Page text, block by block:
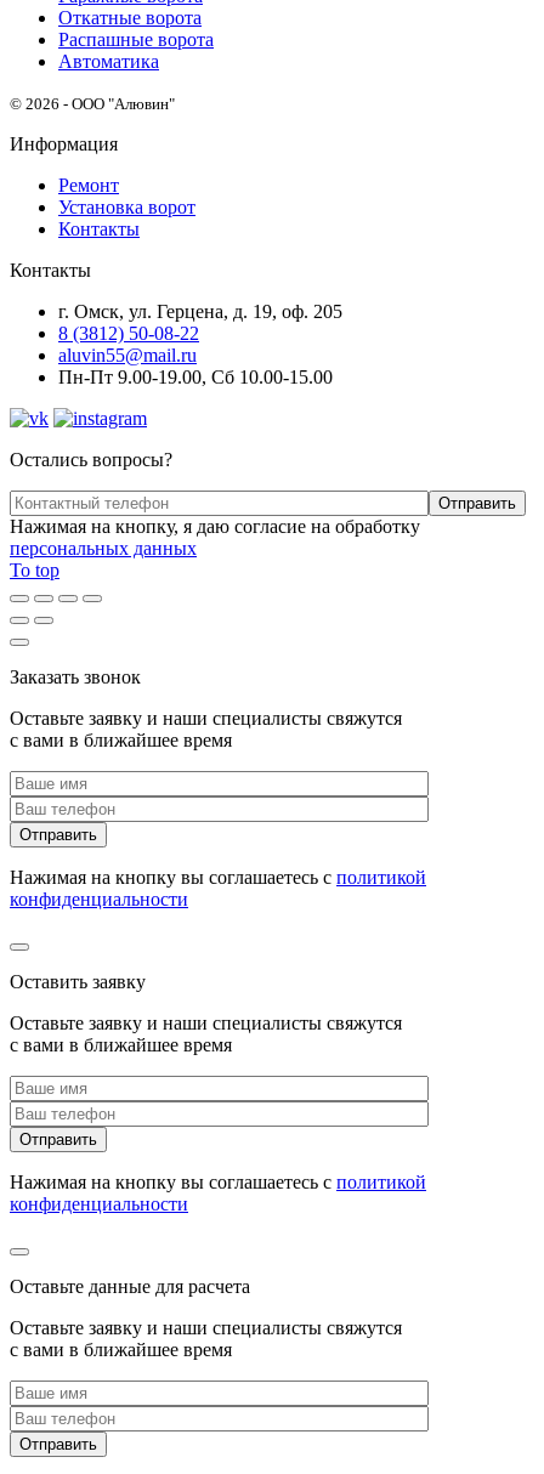
Откатные ворота
Распашные ворота
Автоматика
© 2026 - ООО "Алювин"
Информация
Ремонт
Установка ворот
Контакты
Контакты
г. Омск, ул. Герцена, д. 19, оф. 205
8 (3812) 50-08-22
aluvin55@mail.ru
Пн-Пт 9.00-19.00, Сб 10.00-15.00
Остались вопросы?
Нажимая на кнопку, я даю согласие на обработку
персональных данных
To top
Заказать звонок
Оставьте заявку и наши специалисты свяжутся
с вами в ближайшее время
Нажимая на кнопку вы соглашаетесь с политикой
конфиденциальности
Оставить заявку
Оставьте заявку и наши специалисты свяжутся
с вами в ближайшее время
Нажимая на кнопку вы соглашаетесь с политикой
конфиденциальности
Оставьте данные для расчета
Оставьте заявку и наши специалисты свяжутся
с вами в ближайшее время